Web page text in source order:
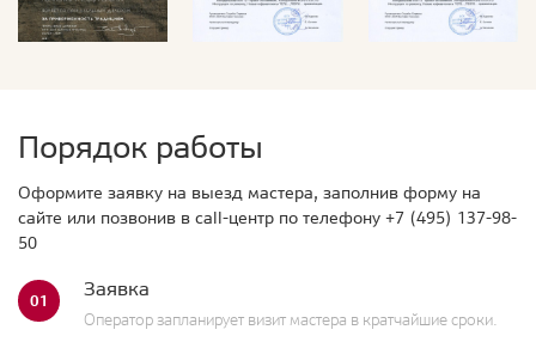
Порядок работы
Оформите заявку на выезд мастера, заполнив форму на
сайте или позвонив в call-центр по телефону +7 (495) 137-98-
50
01 Заявка
Оператор запланирует визит мастера в кратчайшие сроки.